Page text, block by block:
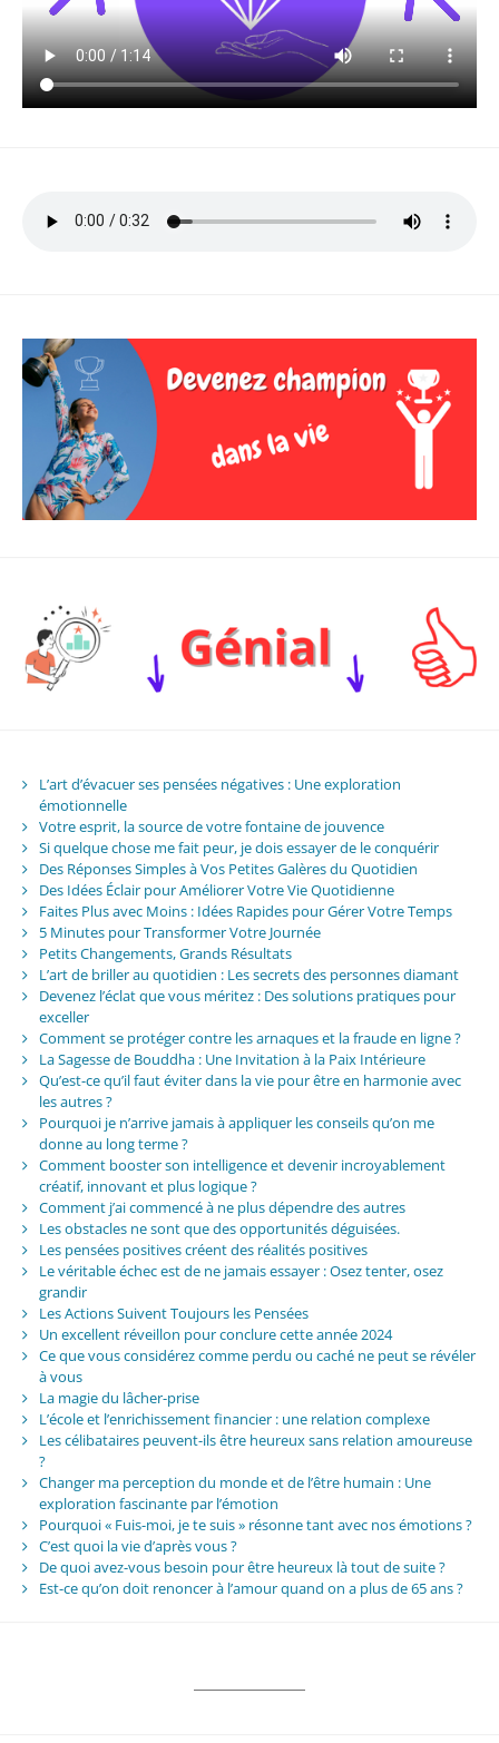
L’art d’évacuer ses pensées négatives : Une exploration
émotionnelle
Votre esprit, la source de votre fontaine de jouvence
Si quelque chose me fait peur, je dois essayer de le conquérir
Des Réponses Simples à Vos Petites Galères du Quotidien
Des Idées Éclair pour Améliorer Votre Vie Quotidienne
Faites Plus avec Moins : Idées Rapides pour Gérer Votre Temps
5 Minutes pour Transformer Votre Journée
Petits Changements, Grands Résultats
L’art de briller au quotidien : Les secrets des personnes diamant
Devenez l’éclat que vous méritez : Des solutions pratiques pour
exceller
Comment se protéger contre les arnaques et la fraude en ligne ?
La Sagesse de Bouddha : Une Invitation à la Paix Intérieure
Qu’est-ce qu’il faut éviter dans la vie pour être en harmonie avec
les autres ?
Pourquoi je n’arrive jamais à appliquer les conseils qu’on me
donne au long terme ?
Comment booster son intelligence et devenir incroyablement
créatif, innovant et plus logique ?
Comment j’ai commencé à ne plus dépendre des autres
Les obstacles ne sont que des opportunités déguisées.
Les pensées positives créent des réalités positives
Le véritable échec est de ne jamais essayer : Osez tenter, osez
grandir
Les Actions Suivent Toujours les Pensées
Un excellent réveillon pour conclure cette année 2024
Ce que vous considérez comme perdu ou caché ne peut se révéler
à vous
La magie du lâcher-prise
L’école et l’enrichissement financier : une relation complexe
Les célibataires peuvent-ils être heureux sans relation amoureuse
?
Changer ma perception du monde et de l’être humain : Une
exploration fascinante par l’émotion
Pourquoi « Fuis-moi, je te suis » résonne tant avec nos émotions ?
C’est quoi la vie d’après vous ?
De quoi avez-vous besoin pour être heureux là tout de suite ?
Est-ce qu’on doit renoncer à l’amour quand on a plus de 65 ans ?